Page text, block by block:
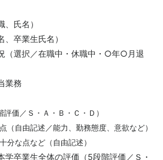
氏名）
卒業生氏名）
（選択／在職中・休職中・○年○月退
業務
評価／Ｓ・Ａ・Ｂ・Ｃ・Ｄ）
（自由記述／能力、勤務態度、意欲など）
分な点など（自由記述）
学卒業生全体の評価（5段階評価／Ｓ・